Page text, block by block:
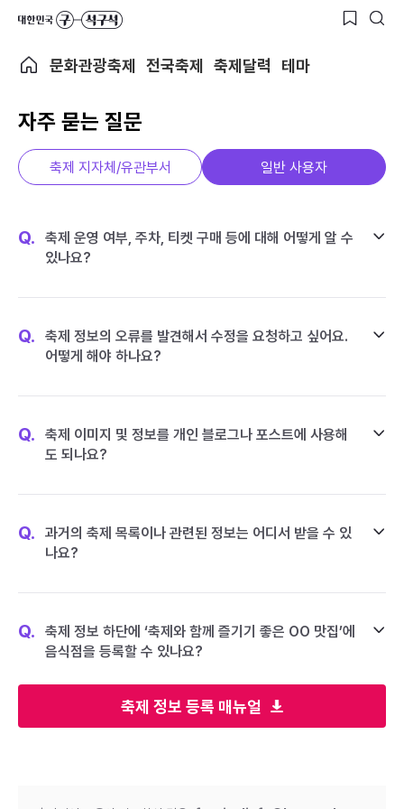
문화관광축제 전국축제 축제달력 테마
자주 묻는 질문
축제 정보 등록 매뉴얼
축제 지자체/유관부서 일반 사용자
Q.
축제 운영 여부, 주차, 티켓 구매 등에 대해 어떻게 알 수
있나요?
Q.
축제 정보의 오류를 발견해서 수정을 요청하고 싶어요.
어떻게 해야 하나요?
Q.
축제 이미지 및 정보를 개인 블로그나 포스트에 사용해
도 되나요?
Q.
과거의 축제 목록이나 관련된 정보는 어디서 받을 수 있
나요?
Q.
축제 정보 하단에 ‘축제와 함께 즐기기 좋은 OO 맛집’에
음식점을 등록할 수 있나요?